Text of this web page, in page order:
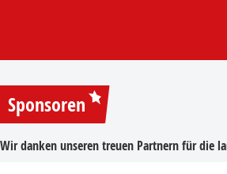
Sponsoren
Wir danken unseren treuen Partnern für die